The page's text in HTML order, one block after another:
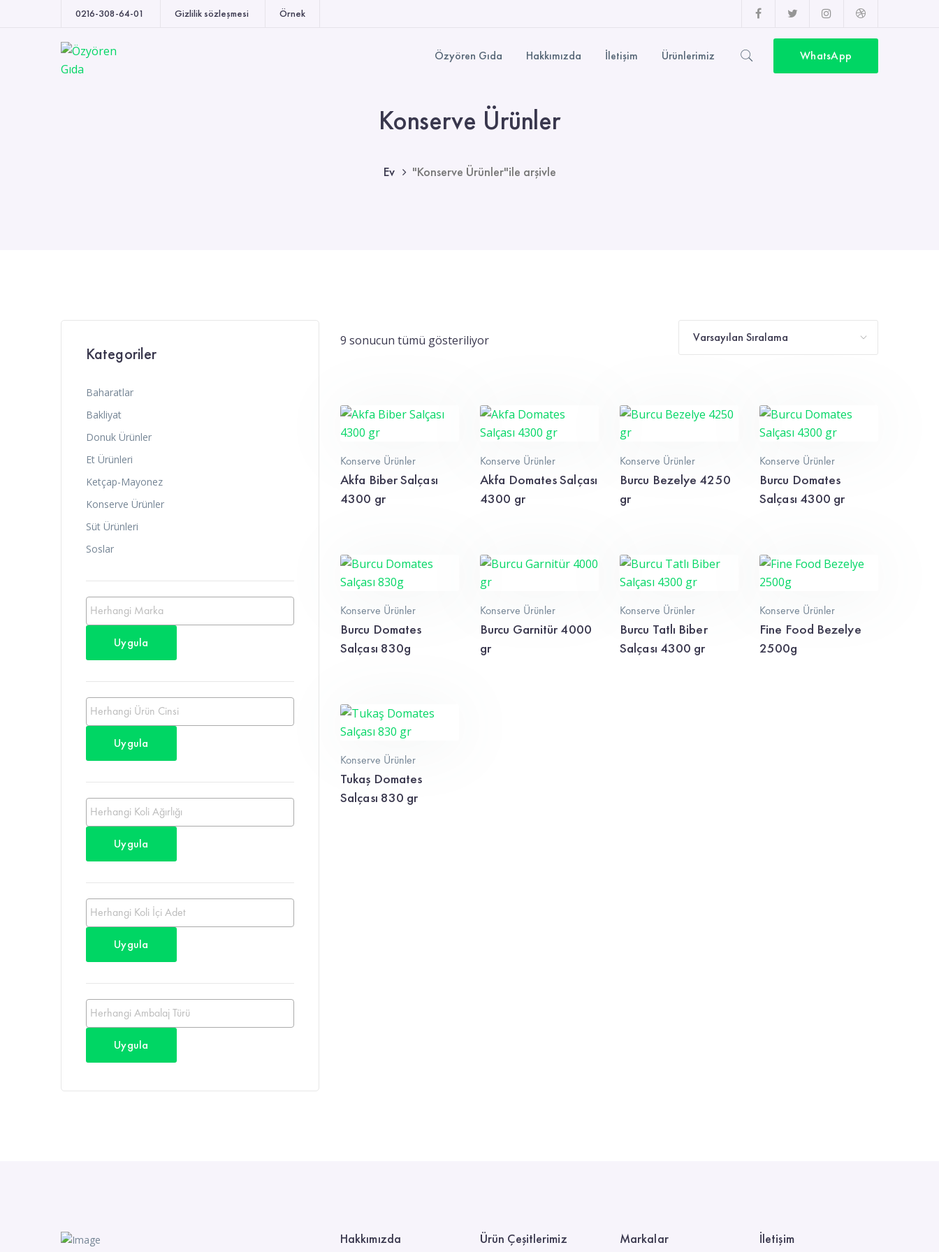
0216-308-64-01 Gizlilik sözleşmesi Örnek
Facebook
Profil
Twitter
Profil
Instagram
Profil
Top
sürme
WhatsApp
Özyören Gıda Hakkımızda İletişim Ürünlerimiz
Konserve Ürünler
Ev "Konserve Ürünler"ile arşivle
9 sonucun tümü gösteriliyor
Konserve Ürünler
Akfa Biber Salçası
4300 gr
Konserve Ürünler
Akfa Domates Salçası
4300 gr
Konserve Ürünler
Burcu Bezelye 4250
gr
Konserve Ürünler
Burcu Domates
Salçası 4300 gr
Konserve Ürünler
Burcu Domates
Salçası 830g
Konserve Ürünler
Burcu Garnitür 4000
gr
Konserve Ürünler
Burcu Tatlı Biber
Salçası 4300 gr
Konserve Ürünler
Fine Food Bezelye
2500g
Konserve Ürünler
Tukaş Domates
Salçası 830 gr
Kategoriler
Baharatlar
Bakliyat
Donuk Ürünler
Et Ürünleri
Ketçap-Mayonez
Konserve Ürünler
Süt Ürünleri
Soslar
Uygula
Uygula
Uygula
Uygula
Uygula
Hakkımızda Ürün Çeşitlerimiz Markalar İletişim